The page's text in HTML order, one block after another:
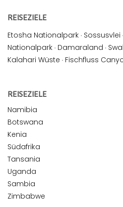
REISEZIELE
Etosha Nationalpark · Sossusvlei ·
Nationalpark · Damaraland ·
Kalahari Wüste · Fischfluss
REISEZIELE
Namibia
Botswana
Kenia
Südafrika
Tansania
Uganda
Sambia
Zimbabwe